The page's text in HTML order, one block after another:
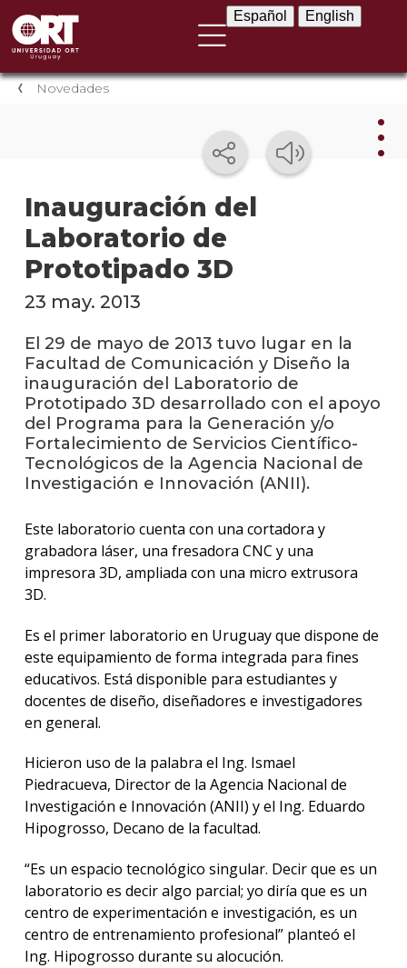
Español English
Novedades
Inauguración del
Laboratorio de
Prototipado 3D
23 may. 2013
El 29 de mayo de 2013 tuvo lugar en la
Facultad de Comunicación y Diseño la
inauguración del Laboratorio de
Prototipado 3D desarrollado con el apoyo
del Programa para la Generación y/o
Fortalecimiento de Servicios Científico-
Tecnológicos de la Agencia Nacional de
Investigación e Innovación (ANII).
Este laboratorio cuenta con una cortadora y
grabadora láser, una fresadora CNC y una
impresora 3D, ampliada con una micro extrusora
3D.
Es el primer laboratorio en Uruguay que dispone de
este equipamiento de forma integrada para fines
educativos. Está disponible para estudiantes y
docentes de diseño, diseñadores e investigadores
en general.
Hicieron uso de la palabra el Ing. Ismael
Piedracueva, Director de la Agencia Nacional de
Investigación e Innovación (ANII) y el Ing. Eduardo
Hipogrosso, Decano de la facultad.
“Es un espacio tecnológico singular. Decir que es un
laboratorio es decir algo parcial; yo diría que es un
centro de experimentación e investigación, es un
centro de entrenamiento profesional” planteó el
Ing. Hipogrosso durante su alocución.